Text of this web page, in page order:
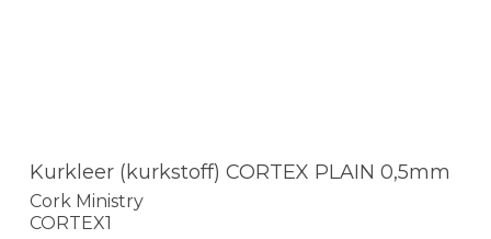
Kurkleer (kurkstoff) CORTEX PLAIN 0,5mm
Cork Ministry
CORTEX1